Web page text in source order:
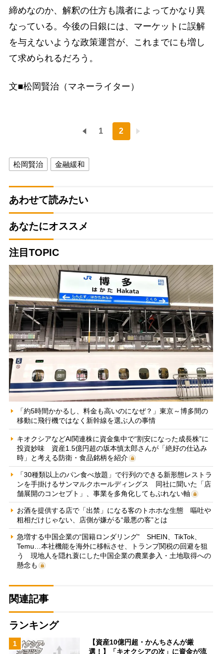
締めなのか、解釈の仕方も識者によってかなり異
なっている。今後の日銀には、マーケットに誤解
を与えないような政策運営が、これまでにも増し
て求められるだろう。
文■松岡賢治（マネーライター）
1 2
松岡賢治 金融緩和
あわせて読みたい
あなたにオススメ
注目TOPIC
「約5時間かかるし、料金も高いのになぜ？」東京～博多間の
移動に飛行機ではなく新幹線を選ぶ人の事情
キオクシアなどAI関連株に資金集中で“割安になった成長株”に
投資妙味 資産1.5億円超の坂本慎太郎さんが「絶好の仕込み
時」と考える防衛・食品銘柄を紹介
「30種類以上のパン食べ放題」で行列のできる新形態レストラ
ンを手掛けるサンマルクホールディングス 同社に聞いた「店
舗展開のコンセプト」、事業を多角化してもぶれない軸
お酒を提供する店で「出禁」になる客のトホホな生態 嘔吐や
粗相だけじゃない、店側が嫌がる“最悪の客”とは
急増する中国企業の“国籍ロンダリング” SHEIN、TikTok、
Temu…本社機能を海外に移転させ、トランプ関税の回避を狙
う 現地人を隠れ蓑にした中国企業の農業参入・土地取得への
懸念も
関連記事
ランキング
1
【資産10億円超・かんちさんが厳
選！】「キオクシアの次」に資金が流